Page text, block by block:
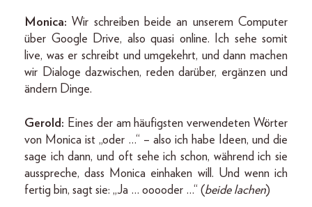
Monica: Wir schreiben beide an unserem Computer
über Google Drive, also quasi online. Ich sehe somit
live, was er schreibt und umgekehrt, und dann machen
wir Dialoge dazwischen, reden darüber, ergänzen und
ändern Dinge.
Gerold: Eines der am häufigsten verwendeten Wörter
von Monica ist „oder …“ – also ich habe Ideen, und die
sage ich dann, und oft sehe ich schon, während ich sie
ausspreche, dass Monica einhaken will. Und wenn ich
fertig bin, sagt sie: „Ja … ooooder …“ (beide lachen)